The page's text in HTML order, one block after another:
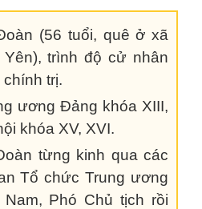
(56 tuổi, quê ở xã
trình độ cử nhân
chính trị.
ương Đảng khóa XIII,
khóa XV, XVI.
từng kinh qua các
Tổ chức Trung ương
Phó Chủ tịch rồi